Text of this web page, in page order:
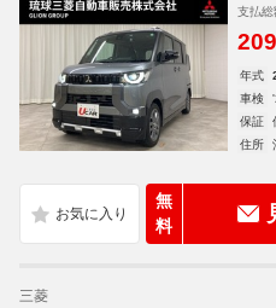
支払総
209
年式
車検
保証
住所
無
料
三菱